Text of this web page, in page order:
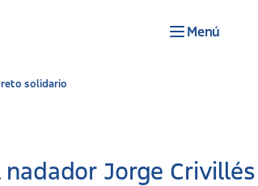
Menú
reto solidario
Jorge